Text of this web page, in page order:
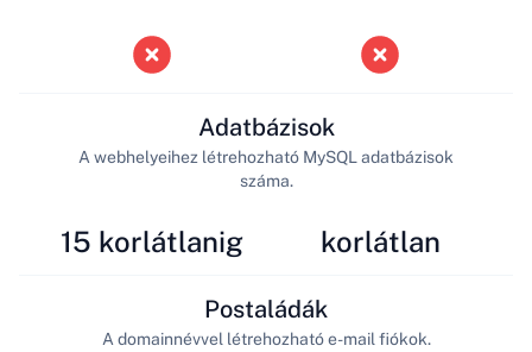
15 korlátlanig
Adatbázisok
A webhelyeihez létrehozható MySQL adatbázisok
száma.
korlátlan
Postaládák
A domainnévvel létrehozható e-mail fiókok.